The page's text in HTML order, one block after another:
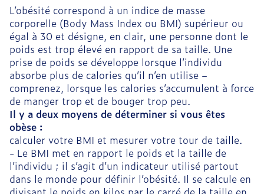
L’obésité correspond à un indice de masse
corporelle (Body Mass Index ou BMI) supérieur ou
égal à 30 et désigne, en clair, une personne dont le
poids est trop élevé en rapport de sa taille. Une
prise de poids se développe lorsque l’individu
absorbe plus de calories qu’il n’en utilise –
comprenez, lorsque les calories s’accumulent à force
de manger trop et de bouger trop peu.
Il y a deux moyens de déterminer si vous êtes
obèse :
calculer votre BMI et mesurer votre tour de taille.
- Le BMI met en rapport le poids et la taille de
l’individu ; il s’agit d’un indicateur utilisé partout
dans le monde pour définir l’obésité. Il se calcule en